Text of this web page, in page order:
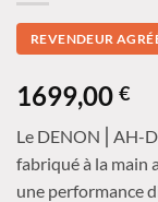
REVENDEUR
1699,00 €
Le DENON⎪AH-
fabriqué à la main
une performance